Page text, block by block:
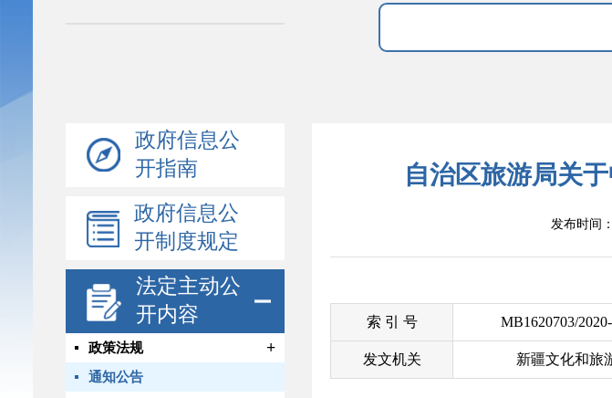
政府信息公
开指南
政府信息公
开制度规定
法定主动公
开内容
政策法规 +
通知公告
自治区旅游局关
发布时间
索 引 号 MB1620703/
发文机关 新疆文化和旅